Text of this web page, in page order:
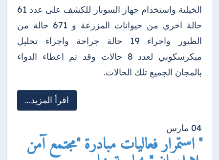
الخيلية واستخدام جهاز السونار للكشف على عدد 61
حالة اخري من حيوانات المزرعة و 671 حالة من
الطيور واجراء 19 حالة جراحة واجراء تحليل
ميكرسكوبي لعدد 8 حالات وقد تم اعطاء الدواء
بالمجان الجميع تلك الحالات.
اقرأ المزيد...
04 مارس
" استمرار فعاليات مبادرة "مجتمع آمن